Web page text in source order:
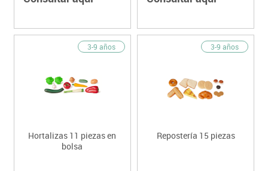
3-9 años
Hortalizas 11 piezas en
bolsa
3-9 años
Repostería 15 piezas